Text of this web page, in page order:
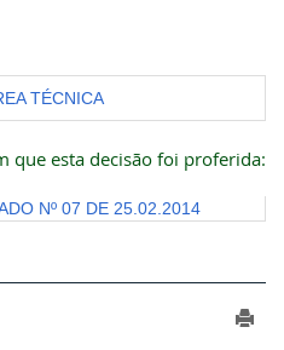
TÉCNICA
que esta decisão foi proferida:
Nº 07 DE 25.02.2014